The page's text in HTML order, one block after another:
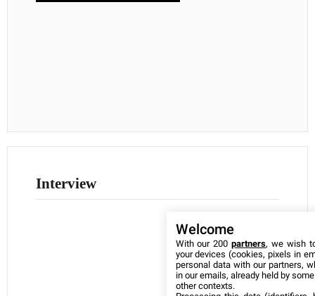
Interview
Welcome
With our 200partners, we wish
your devices (cookies, pixels in
personal data with our partners,
in our emails, already held by
other contexts.